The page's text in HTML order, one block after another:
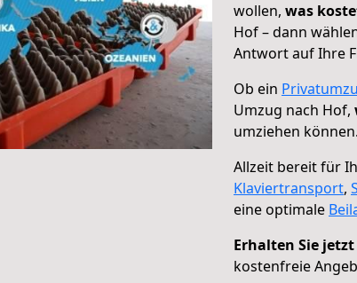
wollen, was
Hof – dann
Antwort auf Ihre
Ob ein
Umzug nach Hof,
umziehen können.
Allzeit bereit für
Klaviertransport,
eine optimale
Erhalten Sie jetzt
kostenfreie